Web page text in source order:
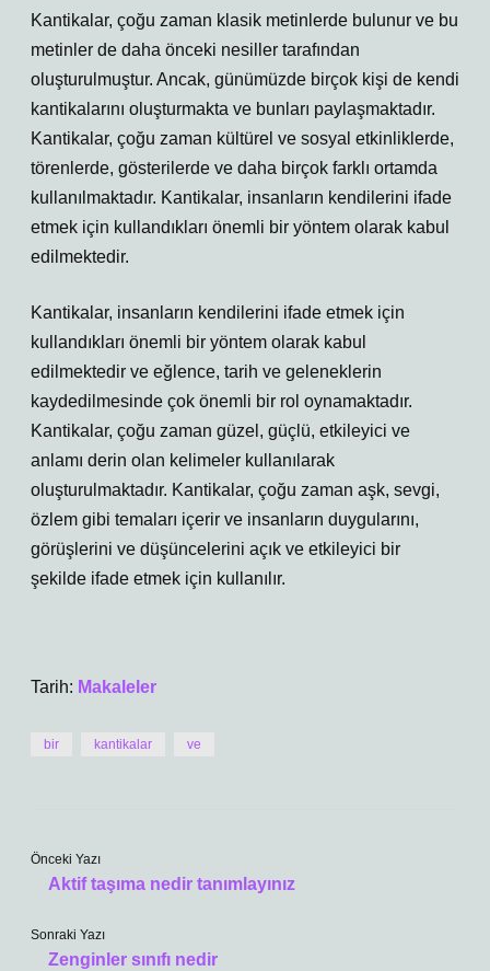
Kantikalar, çoğu zaman klasik metinlerde bulunur ve bu
metinler de daha önceki nesiller tarafından
oluşturulmuştur. Ancak, günümüzde birçok kişi de kendi
kantikalarını oluşturmakta ve bunları paylaşmaktadır.
Kantikalar, çoğu zaman kültürel ve sosyal etkinliklerde,
törenlerde, gösterilerde ve daha birçok farklı ortamda
kullanılmaktadır. Kantikalar, insanların kendilerini ifade
etmek için kullandıkları önemli bir yöntem olarak kabul
edilmektedir.
Kantikalar, insanların kendilerini ifade etmek için
kullandıkları önemli bir yöntem olarak kabul
edilmektedir ve eğlence, tarih ve geleneklerin
kaydedilmesinde çok önemli bir rol oynamaktadır.
Kantikalar, çoğu zaman güzel, güçlü, etkileyici ve
anlamı derin olan kelimeler kullanılarak
oluşturulmaktadır. Kantikalar, çoğu zaman aşk, sevgi,
özlem gibi temaları içerir ve insanların duygularını,
görüşlerini ve düşüncelerini açık ve etkileyici bir
şekilde ifade etmek için kullanılır.
Tarih: Makaleler
bir kantikalar ve
Önceki Yazı
Aktif taşıma nedir tanımlayınız
Sonraki Yazı
Zenginler sınıfı nedir